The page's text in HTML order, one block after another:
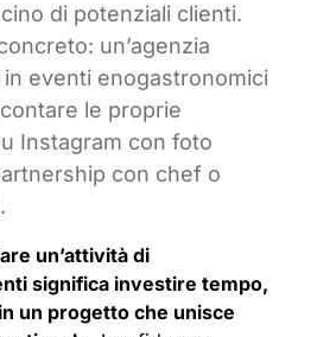
di potenziali clienti.
un’agenzia
in eventi enogastronomici
le proprie
Instagram con foto
con chef o
un’attività di
significa investire tempo,
un progetto che unisce